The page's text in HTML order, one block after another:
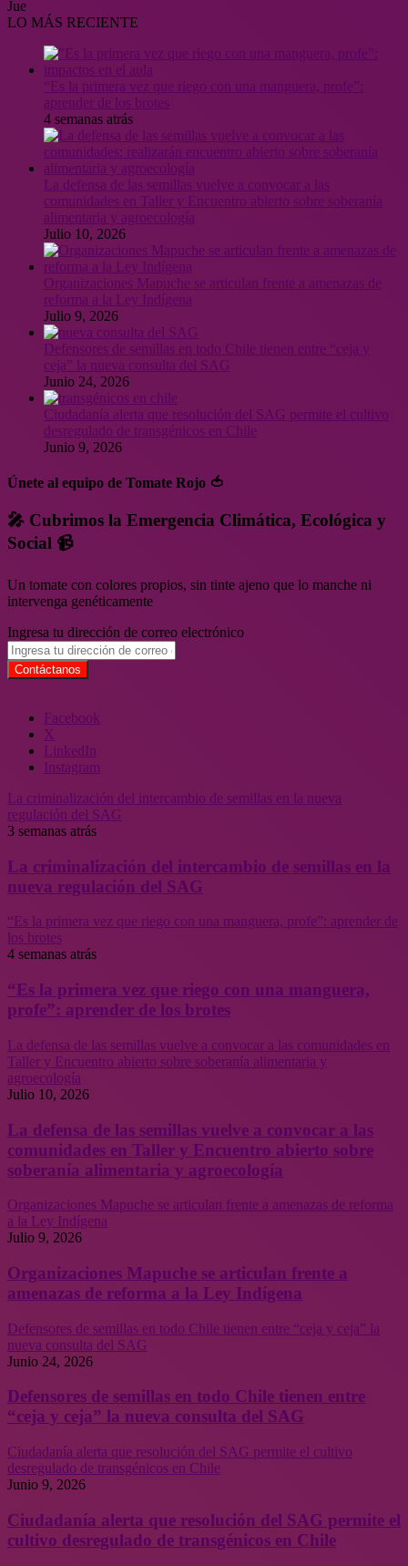
Jue
LO MÁS RECIENTE
“Es la primera vez que riego con una manguera, profe”:
aprender de los brotes
4 semanas atrás
La defensa de las semillas vuelve a convocar a las
comunidades en Taller y Encuentro abierto sobre soberanía
alimentaria y agroecología
Julio 10, 2026
Organizaciones Mapuche se articulan frente a amenazas de
reforma a la Ley Indígena
Julio 9, 2026
Defensores de semillas en todo Chile tienen entre “ceja y
ceja” la nueva consulta del SAG
Junio 24, 2026
Ciudadanía alerta que resolución del SAG permite el cultivo
desregulado de transgénicos en Chile
Junio 9, 2026
Únete al equipo de Tomate Rojo 🍅
🎤 Cubrimos la Emergencia Climática, Ecológica y
Social 📹
Un tomate con colores propios, sin tinte ajeno que lo manche ni
intervenga genéticamente
Ingresa tu dirección de correo electrónico
Facebook
X
LinkedIn
Instagram
La criminalización del intercambio de semillas en la nueva
regulación del SAG
3 semanas atrás
La criminalización del intercambio de semillas en la
nueva regulación del SAG
“Es la primera vez que riego con una manguera, profe”: aprender de
los brotes
4 semanas atrás
“Es la primera vez que riego con una manguera,
profe”: aprender de los brotes
La defensa de las semillas vuelve a convocar a las comunidades en
Taller y Encuentro abierto sobre soberanía alimentaria y
agroecología
Julio 10, 2026
La defensa de las semillas vuelve a convocar a las
comunidades en Taller y Encuentro abierto sobre
soberanía alimentaria y agroecología
Organizaciones Mapuche se articulan frente a amenazas de reforma
a la Ley Indígena
Julio 9, 2026
Organizaciones Mapuche se articulan frente a
amenazas de reforma a la Ley Indígena
Defensores de semillas en todo Chile tienen entre “ceja y ceja” la
nueva consulta del SAG
Junio 24, 2026
Defensores de semillas en todo Chile tienen entre
“ceja y ceja” la nueva consulta del SAG
Ciudadanía alerta que resolución del SAG permite el cultivo
desregulado de transgénicos en Chile
Junio 9, 2026
Ciudadanía alerta que resolución del SAG permite el
cultivo desregulado de transgénicos en Chile